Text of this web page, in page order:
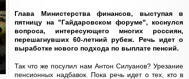
Глава Министерства финансов, выступая в
пятницу на "Гайдаровском форуме", коснулся
вопроса, интересующего многих россиян,
перешагнувших 60-летний рубеж. Речь идет о
выработке нового подхода по выплате пенсий.
Так что же посулил нам Антон Силуанов? Урезание
пенсионных надбавок. Пока речь идет о тех, кто в